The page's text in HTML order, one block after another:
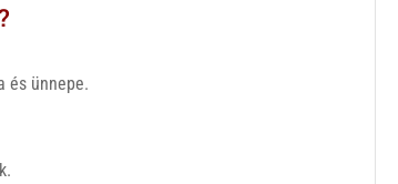
és ünnepe.